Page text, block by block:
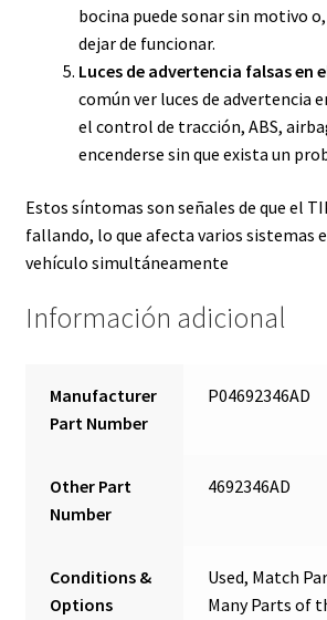
bocina puede sonar sin motivo
dejar de funcionar.
Luces de advertencia falsas en
común ver luces de advertencia
el control de tracción, ABS,
encenderse sin que exista un
Estos síntomas son señales de que el
fallando, lo que afecta varios sistemas
vehículo simultáneamente​
Información adicional
Manufacturer
Part Number
P04692346AD
Other Part
Number
4692346AD
Conditions &
Options
Used, Match
Many Parts of